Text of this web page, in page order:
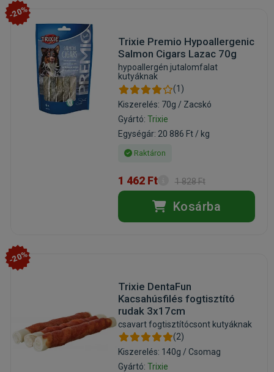
-20%
Trixie Premio Hypoallergenic
Salmon Cigars Lazac 70g
hypoallergén jutalomfalat
kutyáknak
(1)
Kiszerelés: 70g / Zacskó
Gyártó: Trixie
Egységár: 20 886 Ft / kg
Raktáron
1 462 Ft 1 828 Ft
Kosárba
-20%
Trixie DentaFun
Kacsahúsfilés fogtisztító
rudak 3x17cm
csavart fogtisztítócsont kutyáknak
(2)
Kiszerelés: 140g / Csomag
Gyártó: Trixie